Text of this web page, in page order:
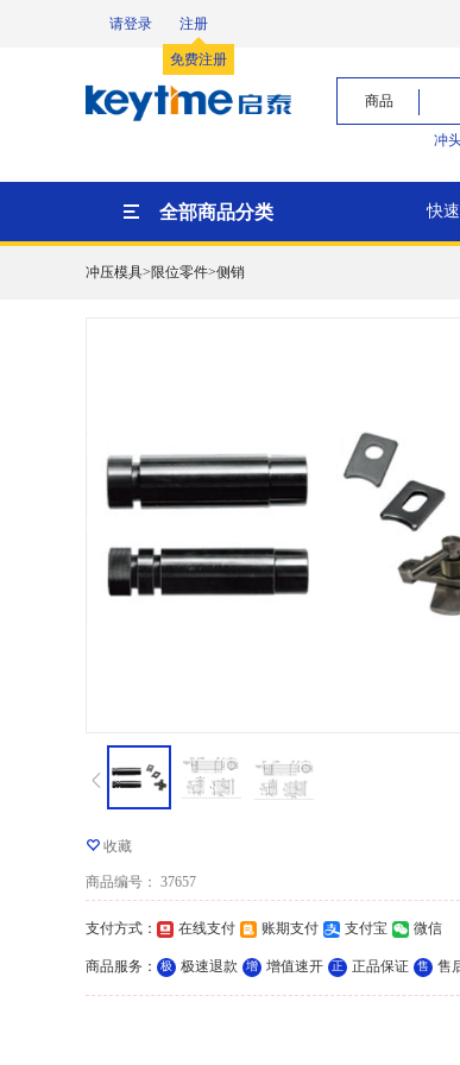
请登录 注册
免费注册
商品
冲
全部商品分类 快
冲压模具>限位零件>侧销
收藏
商品编号 ： 37657
支付方式 ： 在线支付 账期支付 支付宝 微信
商品服务 ： 极 极速退款 增 增值速开 正 正品保证 售 售